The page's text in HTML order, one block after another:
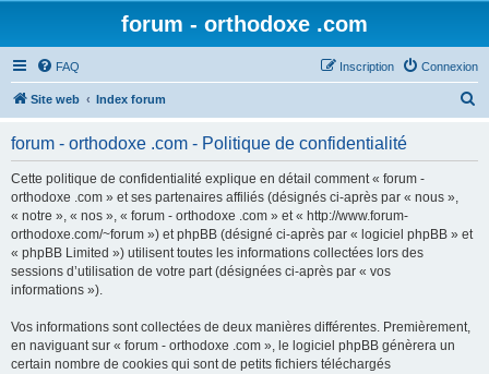
forum - orthodoxe .com
FAQ Connexion
Inscription
Site web Index forum
forum - orthodoxe .com - Politique de confidentialité
Cette politique de confidentialité explique en détail comment « forum -
orthodoxe .com » et ses partenaires affiliés (désignés ci-après par « nous »,
« notre », « nos », « forum - orthodoxe .com » et « http://www.forum-
orthodoxe.com/~forum ») et phpBB (désigné ci-après par « logiciel phpBB » et
« phpBB Limited ») utilisent toutes les informations collectées lors des
sessions d’utilisation de votre part (désignées ci-après par « vos
informations »).
Vos informations sont collectées de deux manières différentes. Premièrement,
en naviguant sur « forum - orthodoxe .com », le logiciel phpBB génèrera un
certain nombre de cookies qui sont de petits fichiers téléchargés